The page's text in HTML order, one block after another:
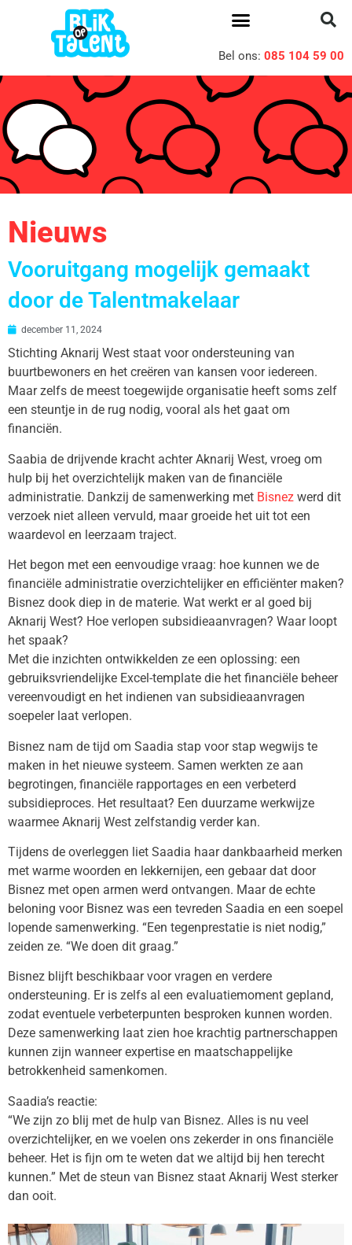
Bel ons: 085 104 59 00
Nieuws
Vooruitgang mogelijk gemaakt
door de Talentmakelaar
december 11, 2024
Stichting Aknarij West staat voor ondersteuning van
buurtbewoners en het creëren van kansen voor iedereen.
Maar zelfs de meest toegewijde organisatie heeft soms zelf
een steuntje in de rug nodig, vooral als het gaat om
financiën.
Saabia de drijvende kracht achter Aknarij West, vroeg om
hulp bij het overzichtelijk maken van de financiële
administratie. Dankzij de samenwerking met Bisnez werd dit
verzoek niet alleen vervuld, maar groeide het uit tot een
waardevol en leerzaam traject.
Het begon met een eenvoudige vraag: hoe kunnen we de
financiële administratie overzichtelijker en efficiënter maken?
Bisnez dook diep in de materie. Wat werkt er al goed bij
Aknarij West? Hoe verlopen subsidieaanvragen? Waar loopt
het spaak?
Met die inzichten ontwikkelden ze een oplossing: een
gebruiksvriendelijke Excel-template die het financiële beheer
vereenvoudigt en het indienen van subsidieaanvragen
soepeler laat verlopen.
Bisnez nam de tijd om Saadia stap voor stap wegwijs te
maken in het nieuwe systeem. Samen werkten ze aan
begrotingen, financiële rapportages en een verbeterd
subsidieproces. Het resultaat? Een duurzame werkwijze
waarmee Aknarij West zelfstandig verder kan.
Tijdens de overleggen liet Saadia haar dankbaarheid merken
met warme woorden en lekkernijen, een gebaar dat door
Bisnez met open armen werd ontvangen. Maar de echte
beloning voor Bisnez was een tevreden Saadia en een soepel
lopende samenwerking. “Een tegenprestatie is niet nodig,”
zeiden ze. “We doen dit graag.”
Bisnez blijft beschikbaar voor vragen en verdere
ondersteuning. Er is zelfs al een evaluatiemoment gepland,
zodat eventuele verbeterpunten besproken kunnen worden.
Deze samenwerking laat zien hoe krachtig partnerschappen
kunnen zijn wanneer expertise en maatschappelijke
betrokkenheid samenkomen.
Saadia’s reactie:
“We zijn zo blij met de hulp van Bisnez. Alles is nu veel
overzichtelijker, en we voelen ons zekerder in ons financiële
beheer. Het is fijn om te weten dat we altijd bij hen terecht
kunnen.” Met de steun van Bisnez staat Aknarij West sterker
dan ooit.